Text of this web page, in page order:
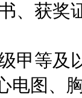
获奖
等及
电图、